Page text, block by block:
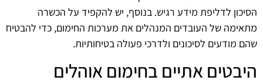
הסיכון לדליפת מידע רגיש. בנוסף, יש להקפיד על הכשרה
מתאימה של העובדים המנהלים את מערכות החימום, כדי להבטיח
שהם מודעים לסיכונים ולדרכי פעולה בטיחותיות.
היבטים אתיים בחימום אוהלים